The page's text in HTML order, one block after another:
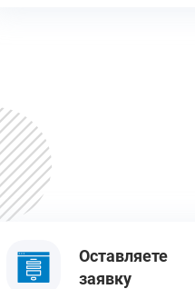
Оставляете
заявку